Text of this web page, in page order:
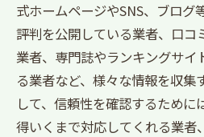
式ホームページやSNS、ブログ
評判を公開している業者、口コ
業者、専門誌やランキングサイ
る業者など、様々な情報を収集
して、信頼性を確認するため
得いくまで対応してくれる業者